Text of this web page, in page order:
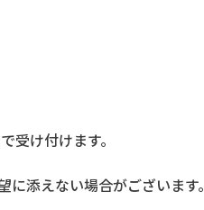
け付けます。
添えない場合がございます。